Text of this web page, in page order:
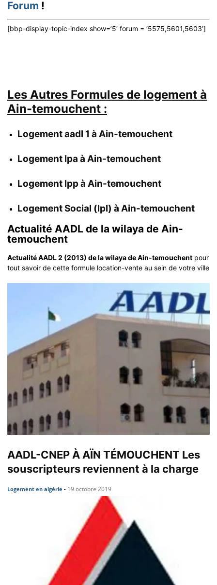
Forum !
[bbp-display-topic-index show=’5′ forum = ‘5575,5601,5603’]
Les Autres Formules de logement à
Ain-temouchent :
Logement aadl 1 à Ain-temouchent
Logement lpa à Ain-temouchent
Logement lpp à Ain-temouchent
Logement Social (lpl) à Ain-temouchent
Actualité AADL de la wilaya de Ain-
temouchent
Actualité AADL 2 (2013) de la wilaya de Ain-temouchent pour
tout savoir de cette formule location-vente au sein de votre ville
AADL-CNEP À AÏN TÉMOUCHENT Les
souscripteurs reviennent à la charge
Logement en algérie - 19 octobre 2019